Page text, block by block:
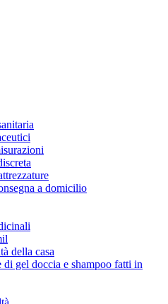
a domicilio
della casa
di gel doccia e shampoo fatti in